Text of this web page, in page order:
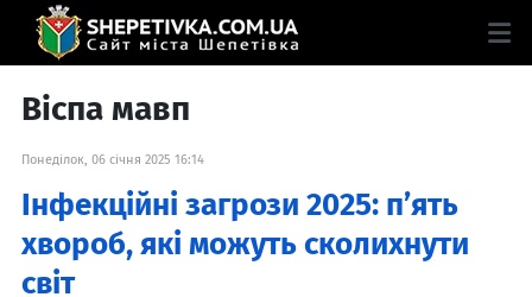
Віспа мавп
Понеділок, 06 січня 2025 16:14
Інфекційні загрози 2025: п’ять
хвороб, які можуть сколихнути
світ